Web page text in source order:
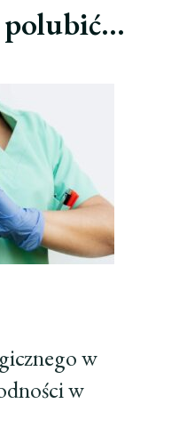
polubić…
w
w